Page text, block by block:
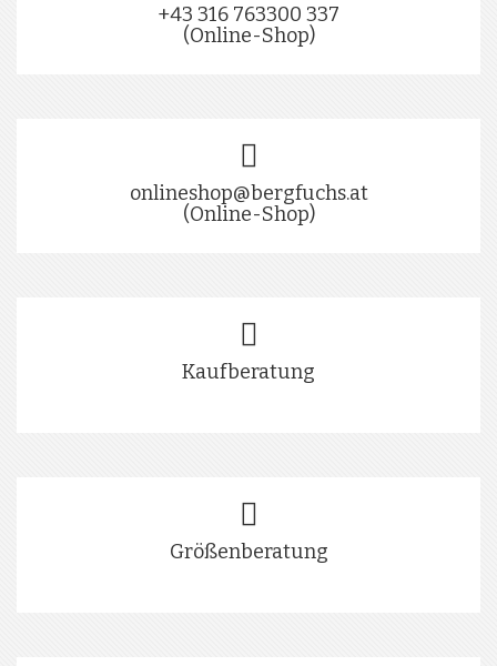
+43 316 763300 337
(Online-Shop)
onlineshop@bergfuchs.at
(Online-Shop)
Kaufberatung
Größenberatung